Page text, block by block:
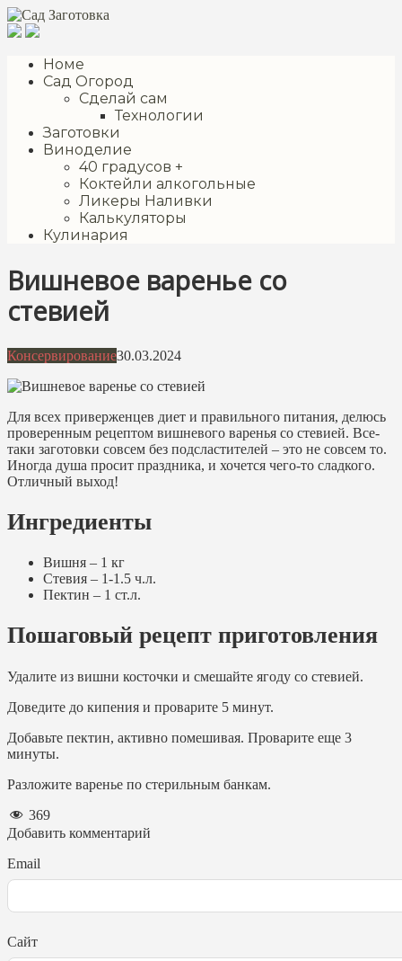
Перейти
к
Номе
Сад Огород
Сделай сам
Технологии
Заготовки
Виноделие
40 градусов +
Коктейли алкогольные
Ликеры Наливки
Калькуляторы
Кулинария
Вишневое варенье со
стевией
Консервирование30.03.2024
Для всех приверженцев диет и правильного питания, делюсь
проверенным рецептом вишневого варенья со стевией. Все-
таки заготовки совсем без подсластителей – это не совсем то.
Иногда душа просит праздника, и хочется чего-то сладкого.
Отличный выход!
Ингредиенты
Вишня – 1 кг
Стевия – 1-1.5 ч.л.
Пектин – 1 ст.л.
Пошаговый рецепт приготовления
Удалите из вишни косточки и смешайте ягоду со стевией.
Доведите до кипения и проварите 5 минут.
Добавьте пектин, активно помешивая. Проварите еще 3
минуты.
Разложите варенье по стерильным банкам.
369
Добавить комментарий
Email
Сайт